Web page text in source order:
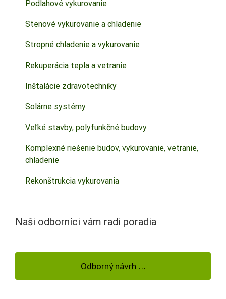
Podlahové vykurovanie
Stenové vykurovanie a chladenie
Stropné chladenie a vykurovanie
Rekuperácia tepla a vetranie
Inštalácie zdravotechniky
Solárne systémy
Veľké stavby, polyfunkčné budovy
Komplexné riešenie budov, vykurovanie, vetranie,
chladenie
Rekonštrukcia vykurovania
Naši odborníci vám radi poradia
Odborný návrh …